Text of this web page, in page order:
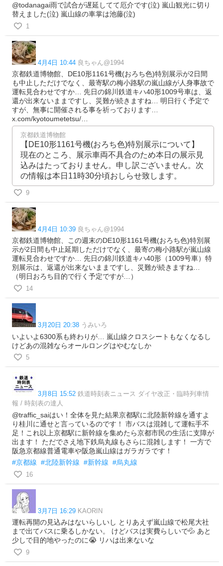
@todanagai雨で試合が遅延してて厄介です(泣) 嵐山観光に切り
替えました(泣) 嵐山線の車掌は池藤(泣)
1
4月4日 10:44 良ちゃん@1994
京都鉄道博物館、DE10形1161号機(おろち色)特別展示が2日間
も中止しただけでなく、最寄駅の梅小路駅の嵐山線が人身事故で
運転見合わせですか… 先日の錦川鉄道キハ40形1009号車は、返
還が出来ないままですし、災難が続きますね… 明日行く予定で
すが、無事に開催される事を祈っております…
x.com/kyotoumetetsu/…
京都鉄道博物館
【DE10形1161号機(おろち色)特別展示について】
現在のところ、展示車両不具合のため本日の展示見
込みはたっておりません。申し訳ございません。次
の情報は本日11時30分頃おしらせ致します。
9
4月4日 10:39 良ちゃん@1994
京都鉄道博物館、この週末のDE10形1161号機(おろち色)特別展
示が2日間も中止延期しただけでなく、最寄の梅小路駅が嵐山線
運転見合わせですか… 先日の錦川鉄道キハ40形（1009号車）特
別展示は、返還が出来ないままですし、災難が続きますね…
（明日おろち目的で行く予定ですが…）
14
3月20日 20:38 うみいろ
いよいよ6300系も終わりが… 嵐山線クロスシートもなくなるし
けどあの混雑ならオールロングはやむなしか
5
3月8日 15:52 鉄道時刻表ニュース ダイヤ改正・臨時列車情
報 / 時刻表の達人
@traffic_saiはい！全体を見た結果京都駅に北陸新幹線を通すよ
り桂川に通せと言っているのです！ 市バスは混雑して運転手不
足！これ以上京都駅に新幹線を集めたら京都市民の生活に支障が
出ます！ ただでさえ地下鉄烏丸線もさらに混雑します！ 一方で
阪急京都線普通電車や阪急嵐山線はガラガラです！
#京都線 #北陸新幹線 #新幹線 #烏丸線
16
3月7日 16:29 KAORIN
運転再開の見込みはないらしいし とりあえず嵐山線で松尾大社
まで出てバスに乗るしかない。 けどバスは実費らしいで💦 あと
少しで目的地やったのに😭 リハは出来ないな
9